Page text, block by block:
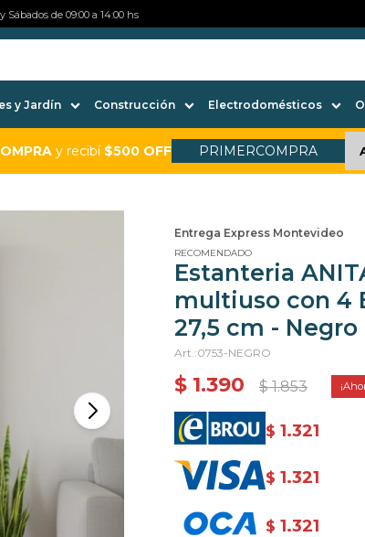
y Jardín Construcción Electrodomésticos
Sábados de 09:00 a 14:00 hs
y recibí $500 OFF PRIMERCOMPRA
Entrega Express Montevideo
RECOMENDADO
Estanteria
multiuso con 4
27,5 cm - Negro
0753-NEGRO
$ 1.390 $ 1.853
$ 1.321
$ 1.321
$ 1.321